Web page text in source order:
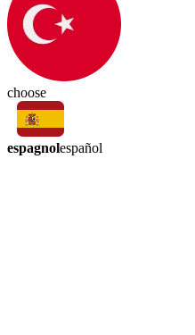
choose
espagnolespañol